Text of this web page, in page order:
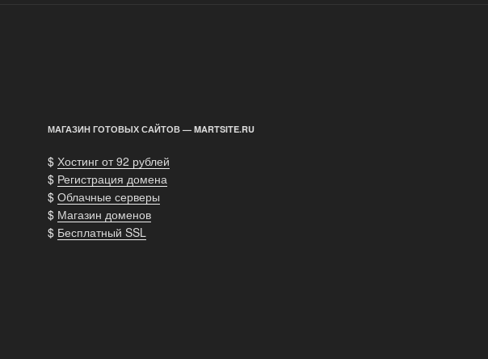
МАГАЗИН ГОТОВЫХ САЙТОВ — MARTSITE.RU
$ Хостинг от 92 рублей
$ Регистрация домена
$ Облачные серверы
$ Магазин доменов
$ Бесплатный SSL